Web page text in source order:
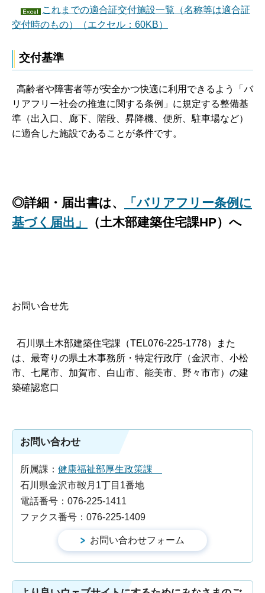
これまでの適合証交付施設一覧（名称等は適合証
交付時のもの）（エクセル：60KB）
交付基準
高齢者や障害者等が安全かつ快適に利用できるよう「バ
リアフリー社会の推進に関する条例」に規定する整備基
準（出入口、廊下、階段、昇降機、便所、駐車場など）
に適合した施設であることが条件です。
◎詳細・届出書は、
「バリアフリー条例に
基づく届出」
（土木部建築住宅課HP）へ
お問い合せ先
石川県土木部建築住宅課（TEL076-225-1778）また
は、最寄りの県土木事務所・特定行政庁（金沢市、小松
市、七尾市、加賀市、白山市、能美市、野々市市）の建
築確認窓口
お問い合わせ
所属課： 健康福祉部厚生政策課
石川県金沢市鞍月1丁目1番地
電話番号：076-225-1411
ファクス番号：076-225-1409